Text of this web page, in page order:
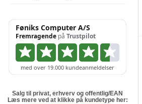
Salg til privat, erhverv og offentlig/EAN
Læs mere ved at klikke på kundetype her: